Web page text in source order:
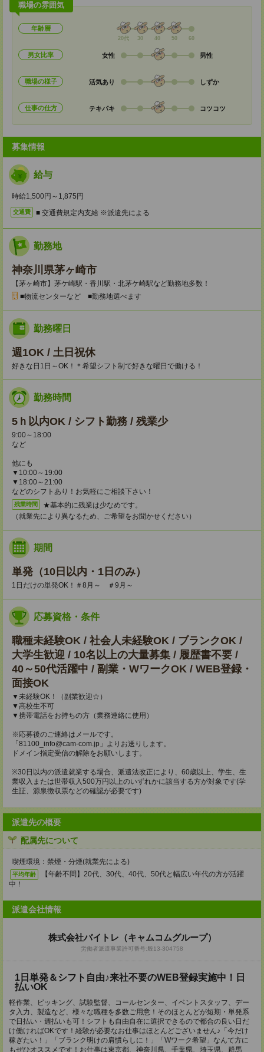
職場の雰囲気
年齢層
20代 30 40 50 60
男女比率 女性 男性
職場の様子 活気あり しずか
仕事の仕方 テキパキ コツコツ
募集情報
給与
時給1,500円～1,875円
交通費 ■ 交通費規定内支給 ※派遣先による
勤務地
神奈川県茅ヶ崎市
【茅ヶ崎市】茅ケ崎駅・香川駅・北茅ケ崎駅など勤務地多数！
■物流センターなど ■勤務地選べます
勤務曜日
週1OK / 土日祝休
好きな日1日～OK！＊希望シフト制で好きな曜日で働ける！
勤務時間
5ｈ以内OK / シフト勤務 / 残業少
9:00～18:00
など
他にも
▼10:00～19:00
▼18:00～21:00
などのシフトあり！お気軽にご相談下さい！
残業時間
★基本的に残業は少なめです。
（就業先により異なるため、ご希望をお聞かせください）
期間
単発（10日以内・1日のみ）
1日だけの単発OK！＃8月～ ＃9月～
応募資格・条件
職種未経験OK / 社会人未経験OK / ブランクOK /
大学生歓迎 / 10名以上の大量募集 / 履歴書不要 /
40～50代活躍中 / 副業・WワークOK / WEB登録・
面接OK
▼未経験OK！（副業歓迎☆）
▼高校生不可
▼携帯電話をお持ちの方（業務連絡に使用）
※応募後のご連絡はメールです。
「81100_info@cam-com.jp」よりお送りします。
ドメイン指定受信の解除をお願いします。
※30日以内の派遣就業する場合、派遣法改正により、60歳以上、学生、生
業収入または世帯収入500万円以上のいずれかに該当する方が対象です(学
生証、源泉徴収票などの確認が必要です)
派遣先の概要
配属先について
喫煙環境：禁煙・分煙(就業先による)
平均年齢
【年齢不問】20代、30代、40代、50代と幅広い年代の方が活躍
中！
派遣会社情報
株式会社バイトレ（キャムコムグループ）
労働者派遣事業許可番号:般13-304758
1日単発＆シフト自由♪来社不要のWEB登録実施中！日
払いOK
軽作業、ピッキング、試験監督、コールセンター、イベントスタッフ、デー
タ入力、製造など、様々な職種を多数ご用意！そのほとんどが短期・単発系
で日払い・週払いも可！シフトも自由自在に選択できるので都合の良い日だ
け働ければOKです！経験が必要なお仕事はほとんどございません♪「今だけ
稼ぎたい！」「ブランク明けの肩慣らしに！」「Wワーク希望」なんて方に
もぜひオススメです！お仕事は東京都、神奈川県、千葉県、埼玉県、群馬